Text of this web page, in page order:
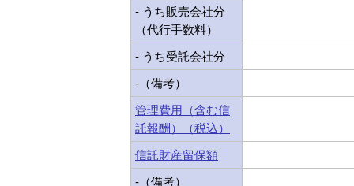
- うち販売会社分
（代行手数料）
- うち受託会社分
-（備考）
管理費用（含む信
託報酬）（税込）
信託財産留保額
-（備考）